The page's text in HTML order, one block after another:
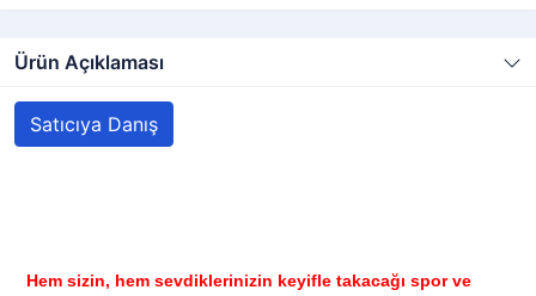
Ürün Açıklaması
Satıcıya Danış
Hem sizin, hem sevdiklerinizin keyifle takacağı spor ve